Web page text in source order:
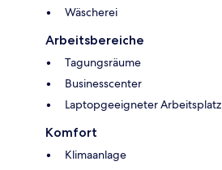
Wäscherei
Arbeitsbereiche
Tagungsräume
Businesscenter
Laptopgeeigneter Arbeitsplatz
Komfort
Klimaanlage